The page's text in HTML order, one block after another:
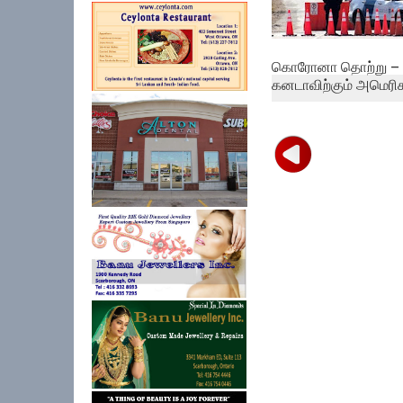
கொரோனா தொற்று –
கனடாவிற்கும்